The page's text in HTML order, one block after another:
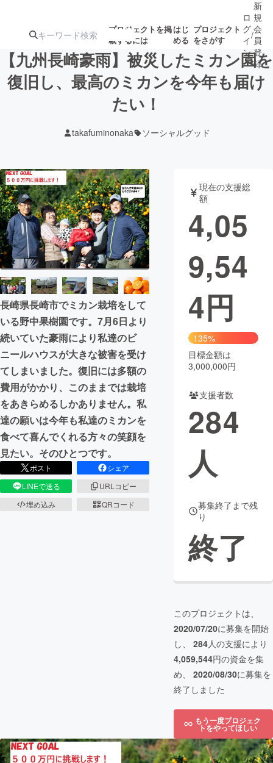
プロジェクトを掲
載するには
はじ
める
プロジェクト
をさがす
注目の新着プロ 募集終了が近いプ
テクノロジー・ガジェット
映像・映画 書籍・雑誌
ビジネス・起業 チャレンジ
まちづくり・地域活性化
CAMPFIRE for Social Good
CAMPFIRE Creation
CAMPFIREふるさと納税machi-ya コミュニティ
ロ
グ
イ
ン
/
新
規
会
員
登
録
【九州長崎豪雨】被災したミカン園を
復旧し、最高のミカンを今年も届け
たい！
takafuminonaka ソーシャルグッド
長崎県長崎市でミカン栽培をして
いる野中果樹園です。7月6日より
続いていた豪雨により私達のビ
ニールハウスが大きな被害を受け
てしまいました。復旧には多額の
費用がかかり、このままでは栽培
をあきらめるしかありません。私
達の願いは今年も私達のミカンを
食べて喜んでくれる方々の笑顔を
見たい。そのひとつです。
ポスト
シェア
LINEで送る
URLコピー
埋め込み
QRコード
現在の支援総
額
4,05
9,54
4円
135%
目標金額は
3,000,000円
支援者数
284
人
募集終了まで残
り
終了
このプロジェクトは、
2020/07/20に募集を開始
し、 284人の支援により
4,059,544円の資金を集
め、 2020/08/30に募集を
終了しました
もう一度プロジェク
トをやってほしい